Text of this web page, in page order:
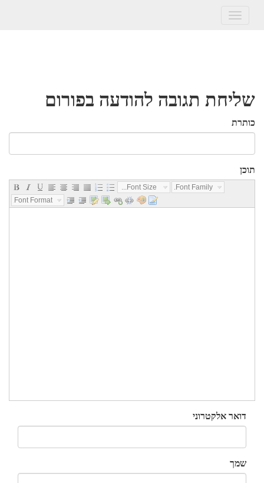
Toggle
שליחת תגובה להודעה בפורום
כותרת
תוכן
Font Size...
Font Family...
Font Format...
דואר אלקטרוני
שמך